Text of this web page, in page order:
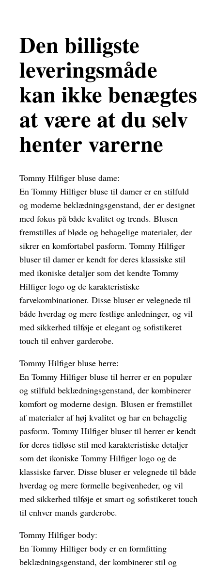
Den billigste
leveringsmåde
kan ikke benægtes
at være at du selv
henter varerne
Tommy Hilfiger bluse dame:
En Tommy Hilfiger bluse til damer er en stilfuld
og moderne beklædningsgenstand, der er designet
med fokus på både kvalitet og trends. Blusen
fremstilles af bløde og behagelige materialer, der
sikrer en komfortabel pasform. Tommy Hilfiger
bluser til damer er kendt for deres klassiske stil
med ikoniske detaljer som det kendte Tommy
Hilfiger logo og de karakteristiske
farvekombinationer. Disse bluser er velegnede til
både hverdag og mere festlige anledninger, og vil
med sikkerhed tilføje et elegant og sofistikeret
touch til enhver garderobe.
Tommy Hilfiger bluse herre:
En Tommy Hilfiger bluse til herrer er en populær
og stilfuld beklædningsgenstand, der kombinerer
komfort og moderne design. Blusen er fremstillet
af materialer af høj kvalitet og har en behagelig
pasform. Tommy Hilfiger bluser til herrer er kendt
for deres tidløse stil med karakteristiske detaljer
som det ikoniske Tommy Hilfiger logo og de
klassiske farver. Disse bluser er velegnede til både
hverdag og mere formelle begivenheder, og vil
med sikkerhed tilføje et smart og sofistikeret touch
til enhver mands garderobe.
Tommy Hilfiger body:
En Tommy Hilfiger body er en formfitting
beklædningsgenstand, der kombinerer stil og